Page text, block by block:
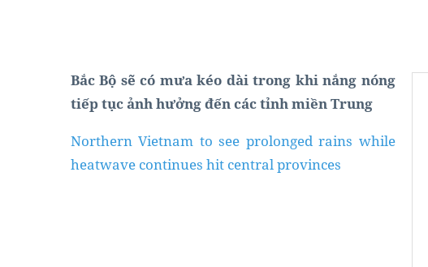
Bắc Bộ sẽ có mưa kéo dài trong khi nắng nóng
tiếp tục ảnh hưởng đến các tỉnh miền Trung
Northern Vietnam to see prolonged rains while
heatwave continues hit central provinces